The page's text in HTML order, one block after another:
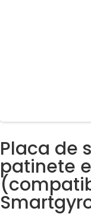
Placa de
patinete